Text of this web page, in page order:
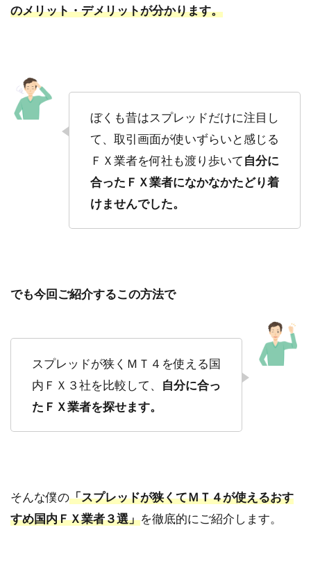
のメリット・デメリットが分かります。
ぼくも昔はスプレッドだけに注目し
て、取引画面が使いずらいと感じる
ＦＸ業者を何社も渡り歩いて自分に
合ったＦＸ業者になかなかたどり着
けませんでした。
でも今回ご紹介するこの方法で
スプレッドが狭くＭＴ４を使える国
内ＦＸ３社を比較して、 自分に合っ
たＦＸ業者を探せます。
そんな僕の「スプレッドが狭くてＭＴ４が使えるおす
すめ国内ＦＸ業者３選」を徹底的にご紹介します。